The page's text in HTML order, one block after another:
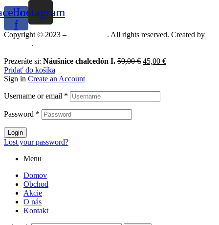
f
Instagram
Copyright © 2023 –
. All rights reserved. Created by
.
Prezeráte si: Náušnice chalcedón I. 59,00€ 45,00 €
Pridať do košíka
Sign in Create an Account
Username or email *
Password *
Login
Lost your password?
Menu
Domov
Obchod
Akcie
O nás
Kontakt